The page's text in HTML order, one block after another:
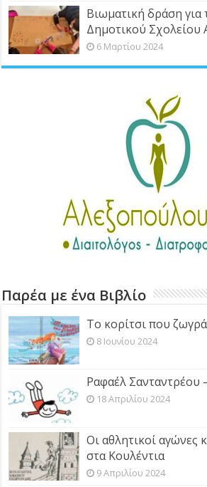
Βιωματική δράση για
Δημοτικού Σχολείου
6 Μαρτίου 2024
Παρέα με ένα Βιβλίο
Το κορίτσι που
8 Ιουνίου 2024
Ραφαέλ Σανταντρέου
18 Απριλίου 2024
Οι αθλητικοί αγώνες
στα Κουλέντια
9 Απριλίου 2024